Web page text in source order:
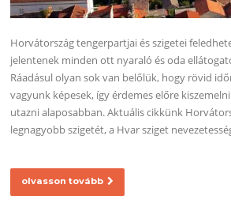
Horvátország tengerpartjai és szigetei
jelentenek minden ott nyaraló és oda
Ráadásul olyan sok van belőlük, hogy rövid
vagyunk képesek, így érdemes előre
utazni alaposabban. Aktuális cikkünk
legnagyobb szigetét, a Hvar sziget
olvasson tovább